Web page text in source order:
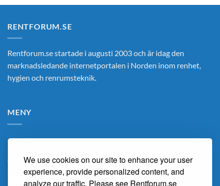
We use cookies on our site to enhance your user
experience, provide personalized content, and
analyze our traffic. Please see Rentforum.se
RENTFORUM.SE
Rentforum.se startade i augusti 2003 och är idag den
marknadsledande internetportalen i Norden inom renhet,
hygien och renrumsteknik.
MENY
Hem
Om Oss
Renarum